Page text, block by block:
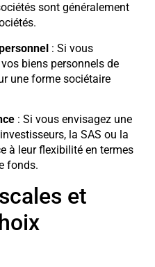
sont généralement
: Si vous
biens personnels de
une forme sociétaire
: Si vous envisagez une
la SAS ou la
à leur flexibilité en termes
fonds.
et